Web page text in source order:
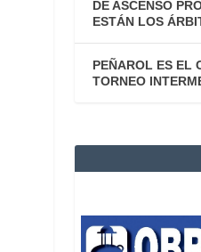
DE ASCENSO
ESTÁN LOS
PEÑAROL ES EL
TORNEO